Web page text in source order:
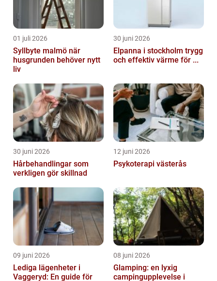
01 juli 2026
Syllbyte malmö när
husgrunden behöver nytt
liv
30 juni 2026
Elpanna i stockholm trygg
och effektiv värme för ...
30 juni 2026
Hårbehandlingar som
verkligen gör skillnad
12 juni 2026
Psykoterapi västerås
09 juni 2026
Lediga lägenheter i
Vaggeryd: En guide för
08 juni 2026
Glamping: en lyxig
campingupplevelse i